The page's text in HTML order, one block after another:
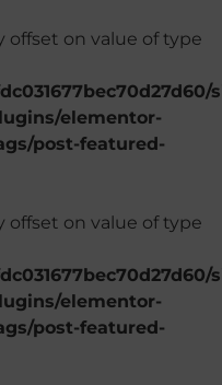
offset on value of type
elementor-
post-featured-
offset on value of type
elementor-
post-featured-